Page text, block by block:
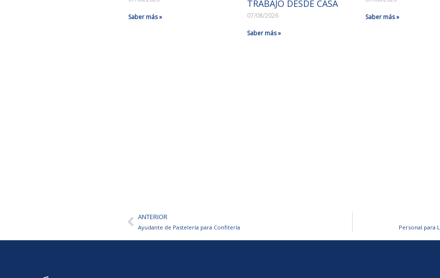
Saber más »
TRABAJO DESDE CASA
07/08/2026
Saber más »
Saber más »
AntANTERIOR
Ayudante de Pastelería para Confitería Personal para